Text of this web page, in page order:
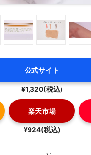
公式サイト
¥1,320(税込)
楽天市場
¥924(税込)